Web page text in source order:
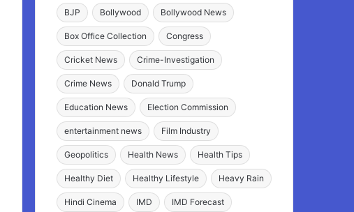
BJP Bollywood Bollywood News
Box Office Collection Congress
Cricket News Crime-Investigation
Crime News Donald Trump
Education News Election Commission
entertainment news Film Industry
Geopolitics Health News Health Tips
Healthy Diet Healthy Lifestyle Heavy Rain
Hindi Cinema IMD IMD Forecast